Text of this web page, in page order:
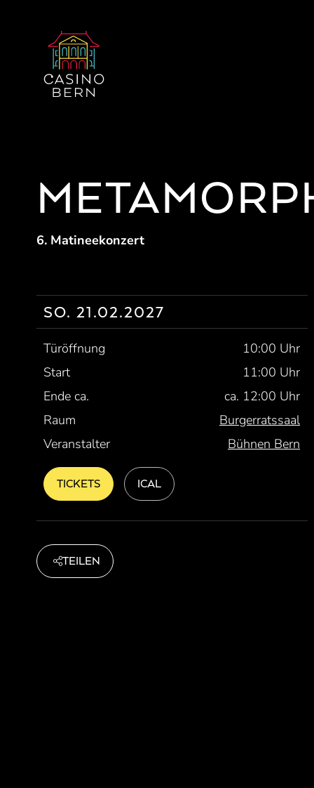
6. Matineekonzert
SO. 21.02.2027
Türöffnung
10:00 Uhr
Start
11:00 Uhr
Ende ca.
ca. 12:00 Uhr
Raum
Burgerratssaal
Veranstalter
Bühnen Bern
TICKETS ICAL
TEILEN